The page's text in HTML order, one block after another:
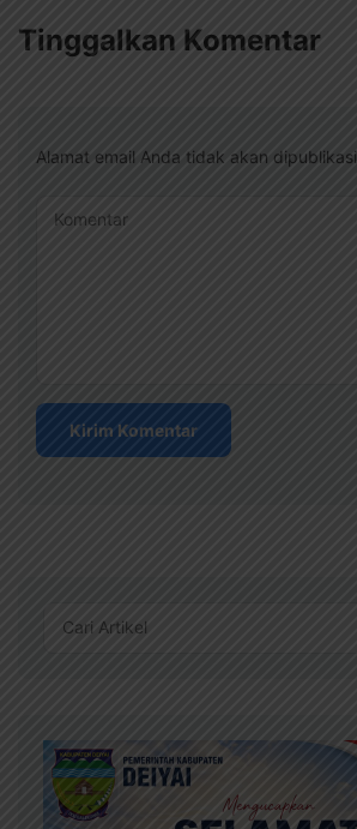
Tinggalkan Komentar
Alamat email Anda tidak akan
Komentar